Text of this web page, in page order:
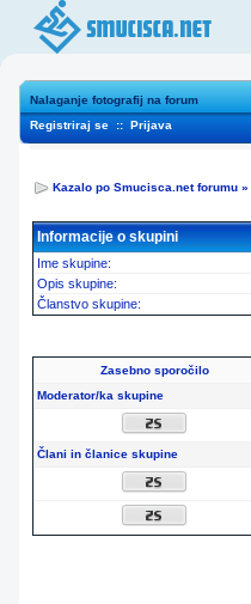
Nalaganje fotografij na forum
Registriraj se :: Prijava
Kazalo po Smucisca.net forumu »
Informacije o skupini
Ime skupine:
Opis skupine:
Članstvo skupine:
Zasebno sporočilo
Moderator/ka skupine
Člani in članice skupine